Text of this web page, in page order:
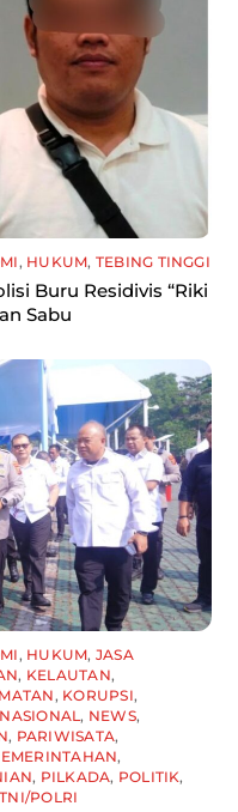
, HUKUM, TEBING TINGGI
Buru Residivis “Riki
Sabu
, HUKUM, JASA
, KELAUTAN,
, KORUPSI,
NASIONAL , NEWS,
, PARIWISATA,
,
, PILKADA, POLITIK,
TNI/POLRI